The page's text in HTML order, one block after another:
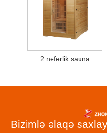
2 nəfərlik sauna
Bizimlə əlaqə